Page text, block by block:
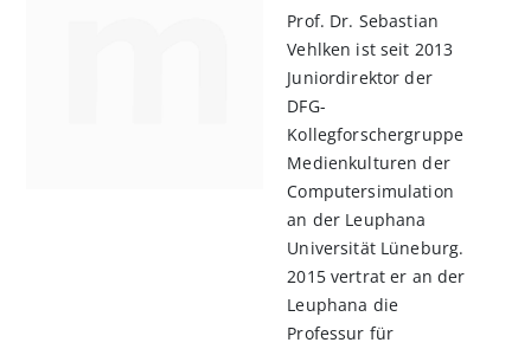
Prof. Dr. Sebastian
Vehlken ist seit 2013
Juniordirektor der
DFG-
Kollegforschergruppe
Medienkulturen der
Computersimulation
an der Leuphana
Universität Lüneburg.
2015 vertrat er an der
Leuphana die
Professur für